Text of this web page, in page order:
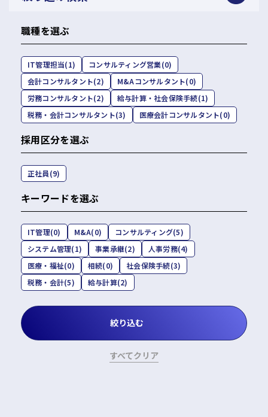
職種を選ぶ
IT管理担当(1) コンサルティング営業(0)
会計コンサルタント(2) M&Aコンサルタント(0)
労務コンサルタント(2) 給与計算・社会保険手続(1)
税務・会計コンサルタント(3) 医療会計コンサルタント(0)
採用区分を選ぶ
正社員(9)
キーワードを選ぶ
IT管理(0) M&A(0) コンサルティング(5)
システム管理(1) 事業承継(2) 人事労務(4)
医療・福祉(0) 相続(0) 社会保険手続(3)
税務・会計(5) 給与計算(2)
すべてクリア